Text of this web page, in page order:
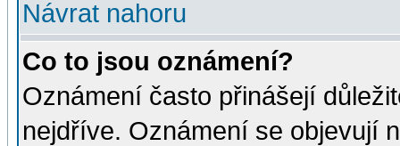
Návrat nahoru
Co to jsou oznámení?
Oznámení často přinášejí
nejdříve. Oznámení se objevují